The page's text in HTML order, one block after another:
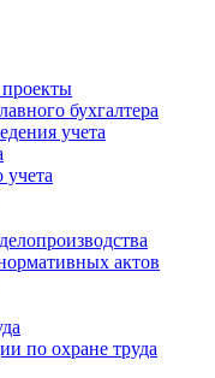
проекты
бухгалтера
учета
учета
актов
по охране труда